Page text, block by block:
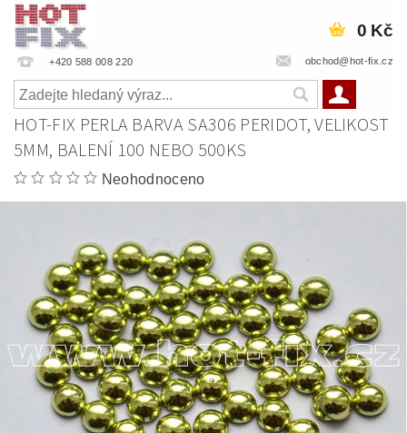
+420 588 008 220 obchod@hot-fix.cz
0 Kč
HOT-FIX PERLA BARVA SA306 PERIDOT, VELIKOST
5MM, BALENÍ 100 NEBO 500KS
Neohodnoceno